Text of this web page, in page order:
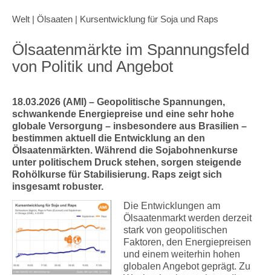
Welt | Ölsaaten | Kursentwicklung für Soja und Raps
Ölsaatenmärkte im Spannungsfeld
von Politik und Angebot
18.03.2026 (AMI) – Geopolitische Spannungen,
schwankende Energiepreise und eine sehr hohe
globale Versorgung – insbesondere aus Brasilien –
bestimmen aktuell die Entwicklung an den
Ölsaatenmärkten. Während die Sojabohnenkurse
unter politischem Druck stehen, sorgen steigende
Rohölkurse für Stabilisierung. Raps zeigt sich
insgesamt robuster.
Die Entwicklungen am
Ölsaatenmarkt werden derzeit
stark von geopolitischen
Faktoren, den Energiepreisen
und einem weiterhin hohen
globalen Angebot geprägt. Zu